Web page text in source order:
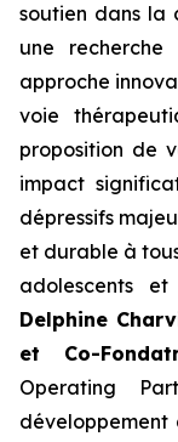
soutien dans la
une recherche
approche
voie
proposition de
impact
dépressifs
et durable à
adolescents
Delphine
et Co-
Operating
développement